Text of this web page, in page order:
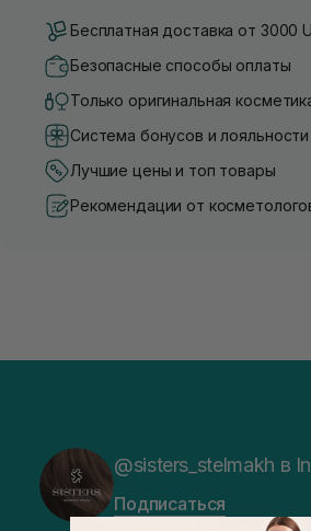
Бесплатная доставка от 3000
Безопасные способы оплаты
Только оригинальная
Система бонусов и лояльности
Лучшие цены и топ товары
Рекомендации от
@sisters_stelmakh в
Подписаться